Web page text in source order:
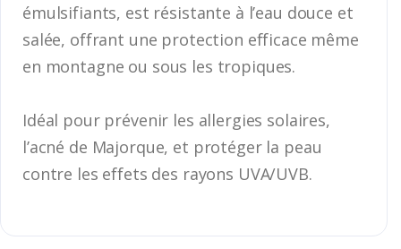
émulsifiants, est résistante à l’eau douce et
salée, offrant une protection efficace même
en montagne ou sous les tropiques.
Idéal pour prévenir les allergies solaires,
l’acné de Majorque, et protéger la peau
contre les effets des rayons UVA/UVB.